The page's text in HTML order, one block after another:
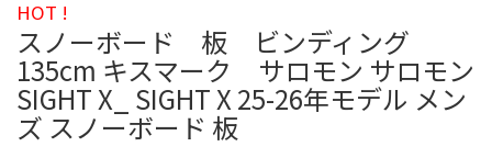
HOT !
スノーボード 板 ビンディング
135cm キスマーク サロモン サロモン
SIGHT X_ SIGHT X 25-26年モデル メン
ズ スノーボード 板